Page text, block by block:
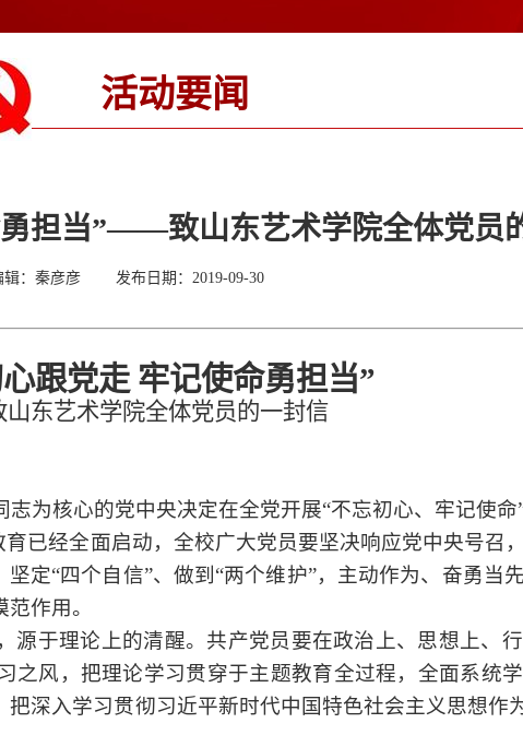
活动要闻
担当”——致山东艺术学院全体党员
辑：秦彦彦 发布日期：2019-09-30
跟党走 牢记使命勇担当”
东艺术学院全体党员的一封信
志为核心的党中央决定在全党开展“不忘初心、牢记使命
育已经全面启动，全校广大党员要坚决响应党中央号召
坚定“四个自信”、做到“两个维护”，主动作为、奋勇当
作用。
源于理论上的清醒。共产党员要在政治上、思想上、
风，把理论学习贯穿于主题教育全过程，全面系统学
深入学习贯彻习近平新时代中国特色社会主义思想作